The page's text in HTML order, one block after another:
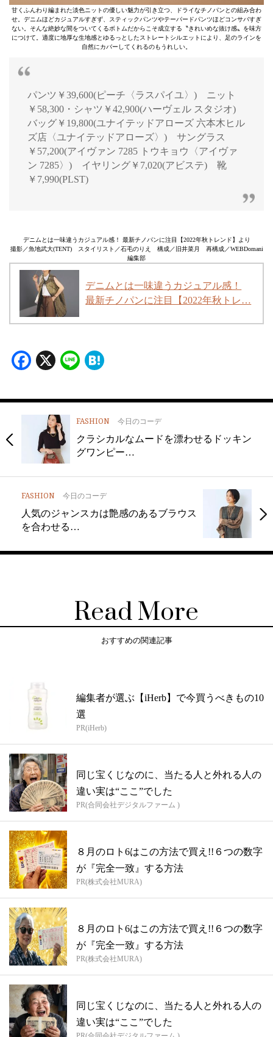
甘くふんわり編まれた淡色ニットの優しい魅力が引き立つ、ドライなチノパンとの組み合わ
せ。デニムほどカジュアルすぎず、スティックパンツやテーパードパンツほどコンサバすぎ
ない。そんな絶妙な間をついてくるボトムだからこそ成立する〝きれいめな抜け感〟を味方
につけて。適度に地厚な生地感とゆるっとしたストレートシルエットにより、足のラインを
自然にカバーしてくれるのもうれしい。
パンツ￥39,600(ピーチ〈ラスパイユ〉) ニット
￥58,300・シャツ￥42,900(ハーヴェル スタジオ)
バッグ￥19,800(ユナイテッドアローズ 六本木ヒル
ズ店〈ユナイテッドアローズ〉) サングラス
￥57,200(アイヴァン 7285 トウキョウ〈アイヴァ
ン 7285〉) イヤリング￥7,020(アビステ) 靴
￥7,990(PLST)
デニムとは一味違うカジュアル感！ 最新チノパンに注目【2022年秋トレンド】より
撮影／魚地武大(TENT) スタイリスト／石毛のりえ 構成／旧井菜月 再構成／WEBDomani
編集部
デニムとは一味違うカジュアル感！
最新チノパンに注目【2022年秋トレ…
Facebook
X Line
FASHION 今日のコーデ
クラシカルなムードを漂わせるドッキン
グワンピー…
FASHION 今日のコーデ
人気のジャンスカは艶感のあるブラウス
を合わせる…
Read More
おすすめの関連記事
編集者が選ぶ【iHerb】で今買うべきもの10
選
PR(iHerb)
同じ宝くじなのに、当たる人と外れる人の
違い実は“ここ”でした
PR(合同会社デジタルファーム )
８月のロト6はこの方法で買え!!６つの数字
が『完全一致』する方法
PR(株式会社MURA)
８月のロト6はこの方法で買え!!６つの数字
が『完全一致』する方法
PR(株式会社MURA)
同じ宝くじなのに、当たる人と外れる人の
違い実は“ここ”でした